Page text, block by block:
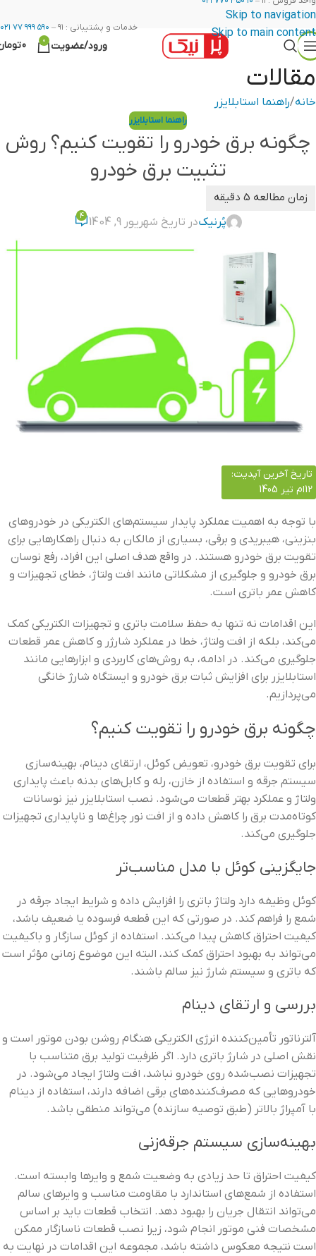
Skip to navigation
Skip to main content
خدمات و پشتیبانی : ۹۱ – ۵۹۰ ۹۹۹ ۷۷ ۰۲۱
ورود/عضویت 0
0
مقالات
خانه راهنما استابلایزر
راهنما استابلایزر
چگونه برق خودرو را تقویت کنیم؟ روش
تثبیت برق خودرو
پُرنیکدر تاریخ شهریور 9, 1404 4
تاریخ آخرین آپدیت:
12ام تیر 1405
با توجه به اهمیت عملکرد پایدار سیستم‌های الکتریکی در خودروهای
بنزینی، هیبریدی و برقی، بسیاری از مالکان به دنبال راهکارهایی برای
تقویت برق خودرو هستند. در واقع هدف اصلی این افراد، رفع نوسان
برق خودرو و جلوگیری از مشکلاتی مانند افت ولتاژ، خطای تجهیزات و
کاهش عمر باتری است.
این اقدامات نه تنها به حفظ سلامت باتری و تجهیزات الکتریکی کمک
می‌کند، بلکه از افت ولتاژ، خطا در عملکرد شارژر و کاهش عمر قطعات
جلوگیری می‌کند. در ادامه، به روش‌های کاربردی و ابزارهایی مانند
استابلایزر برای افزایش ثبات برق خودرو و ایستگاه شارژ خانگی
می‌پردازیم.
چگونه برق خودرو را تقویت کنیم؟
برای تقویت برق خودرو، تعویض کوئل، ارتقای دینام، بهینه‌سازی
سیستم جرقه و استفاده از خازن، رله و کابل‌های بدنه باعث پایداری
ولتاژ و عملکرد بهتر قطعات می‌شود. نصب استابلایزر نیز نوسانات
کوتاه‌مدت برق را کاهش داده و از افت نور چراغ‌ها و ناپایداری تجهیزات
جلوگیری می‌کند.
جایگزینی کوئل با مدل مناسب‌تر
کوئل وظیفه دارد ولتاژ باتری را افزایش داده و شرایط ایجاد جرقه در
شمع را فراهم کند. در صورتی که این قطعه فرسوده یا ضعیف باشد،
کیفیت احتراق کاهش پیدا می‌کند. استفاده از کوئل سازگار و باکیفیت
می‌تواند به بهبود احتراق کمک کند، البته این موضوع زمانی مؤثر است
که باتری و سیستم شارژ نیز سالم باشند.
بررسی و ارتقای دینام
آلترناتور تأمین‌کننده انرژی الکتریکی هنگام روشن بودن موتور است و
نقش اصلی در شارژ باتری دارد. اگر ظرفیت تولید برق متناسب با
تجهیزات نصب‌شده روی خودرو نباشد، افت ولتاژ ایجاد می‌شود. در
خودروهایی که مصرف‌کننده‌های برقی اضافه دارند، استفاده از دینام
با آمپراژ بالاتر (طبق توصیه سازنده) می‌تواند منطقی باشد.
بهینه‌سازی سیستم جرقه‌زنی
کیفیت احتراق تا حد زیادی به وضعیت شمع و وایرها وابسته است.
استفاده از شمع‌های استاندارد با مقاومت مناسب و وایرهای سالم
می‌تواند انتقال جریان را بهبود دهد. انتخاب قطعات باید بر اساس
مشخصات فنی موتور انجام شود، زیرا نصب قطعات ناسازگار ممکن
است نتیجه معکوس داشته باشد، مجموعه این اقدامات در نهایت به